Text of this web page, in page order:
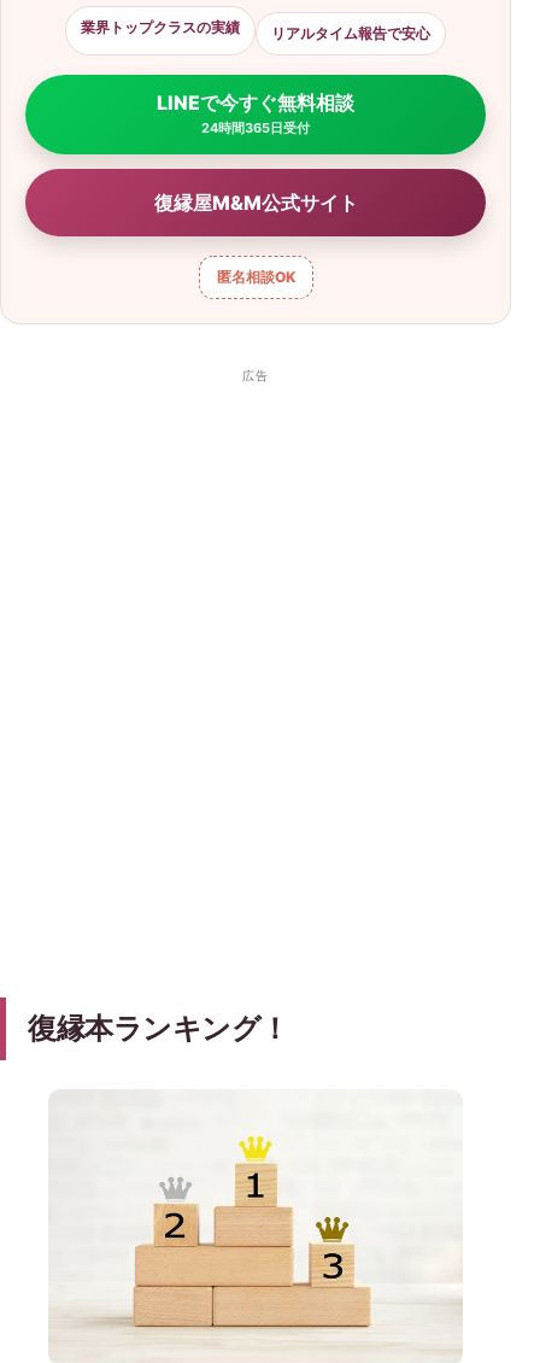
業界トップクラスの実績 リアルタイム報告で安心
LINEで今すぐ無料相談
24時間365日受付
復縁屋M&M公式サイト
匿名相談OK
広告
復縁本ランキング！